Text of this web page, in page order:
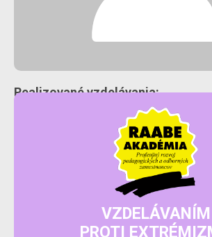
Realizované vzdelávania:
VZDELÁVANÍM
PROTI